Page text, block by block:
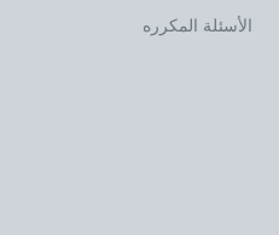
الأسئلة المكرره